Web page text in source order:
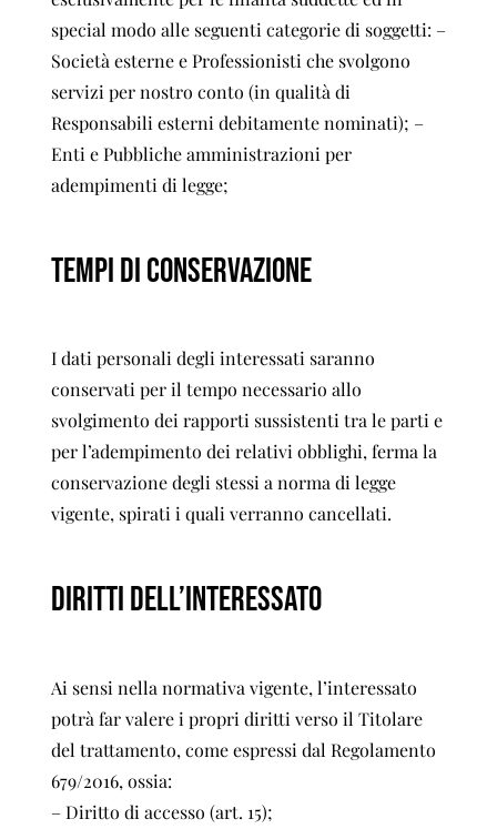
special modo alle seguenti categorie di soggetti: –
Società esterne e Professionisti che svolgono
servizi per nostro conto (in qualità di
Responsabili esterni debitamente nominati); –
Enti e Pubbliche amministrazioni per
adempimenti di legge;
TEMPI DI CONSERVAZIONE
I dati personali degli interessati saranno
conservati per il tempo necessario allo
svolgimento dei rapporti sussistenti tra le parti e
per l’adempimento dei relativi obblighi, ferma la
conservazione degli stessi a norma di legge
vigente, spirati i quali verranno cancellati.
DIRITTI DELL’INTERESSATO
Ai sensi nella normativa vigente, l’interessato
potrà far valere i propri diritti verso il Titolare
del trattamento, come espressi dal Regolamento
679/2016, ossia:
– Diritto di accesso (art. 15);